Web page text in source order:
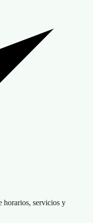
horarios, servicios y